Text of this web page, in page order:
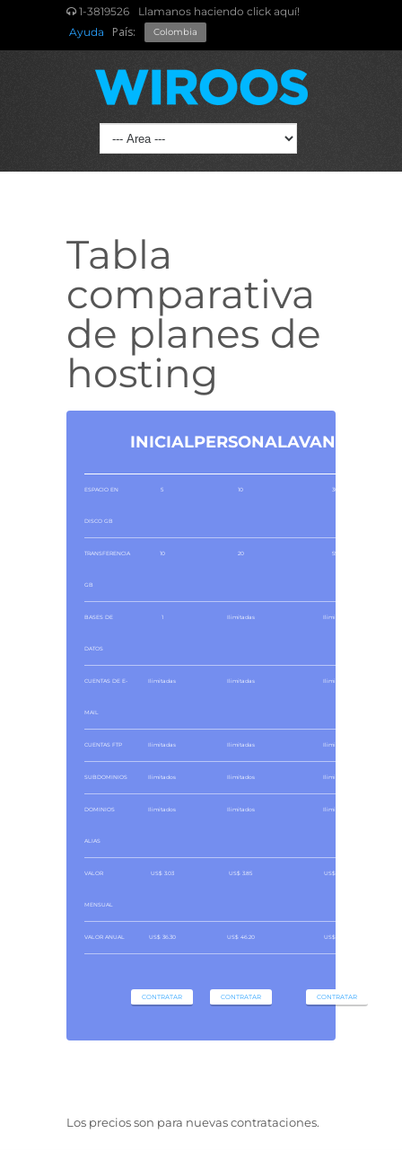
1-3819526
Llamanos haciendo click aquí!
Ayuda
País: Colombia
Tabla
comparativa
de planes de
hosting
INICIALPERSONALAVANZADO
ESPACIO EN
DISCO GB
5 10 300
TRANSFERENCIA
GB
10 20 550
BASES DE
DATOS
1 Ilimitadas Ilimitadas
CUENTAS DE E-
MAIL
Ilimitadas Ilimitadas Ilimitadas
CUENTAS FTP Ilimitadas Ilimitadas Ilimitadas
SUBDOMINIOS Ilimitados Ilimitados Ilimitados
DOMINIOS
ALIAS
Ilimitados Ilimitados Ilimitados
VALOR
MENSUAL
US$ 3.03 US$ 3.85 US$ 4.68
VALOR ANUAL US$ 36.30 US$ 46.20 US$ 56.10
CONTRATAR CONTRATAR CONTRATAR
Los precios son para nuevas contrataciones.